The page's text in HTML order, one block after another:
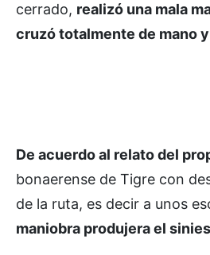
cerrado, realizó una mala
cruzó totalmente de mano
De acuerdo al relato del
bonaerense de Tigre con
de la ruta, es decir a unos
maniobra produjera el